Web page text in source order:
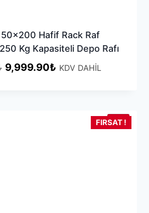
Hafif Rack Raf
Kg Kapasiteli Depo Rafı
Orijinal
9,999.90₺Şu
9,999.90₺.
KDV DAHİL
YENİ
FIRSAT !